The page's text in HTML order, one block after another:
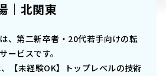
｜北関東
、第二新卒者・20代若手向けの転
ービスです。
【未経験OK】トップレベルの技術